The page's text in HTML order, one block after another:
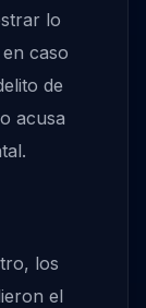
lo
caso
de
acusa
los
el